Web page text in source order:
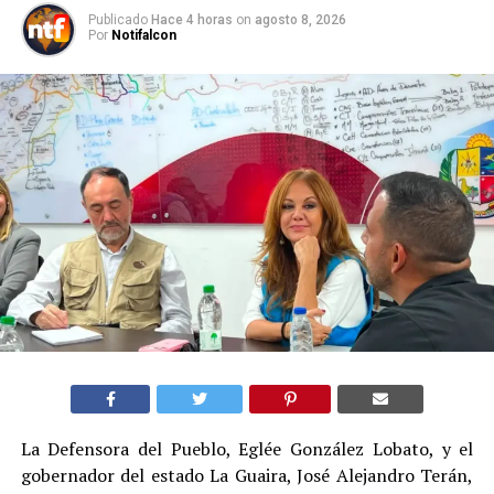
Publicado Hace 4 horas on agosto 8, 2026
Por Notifalcon
La Defensora del Pueblo, Eglée González Lobato, y el
gobernador del estado La Guaira, José Alejandro Terán,